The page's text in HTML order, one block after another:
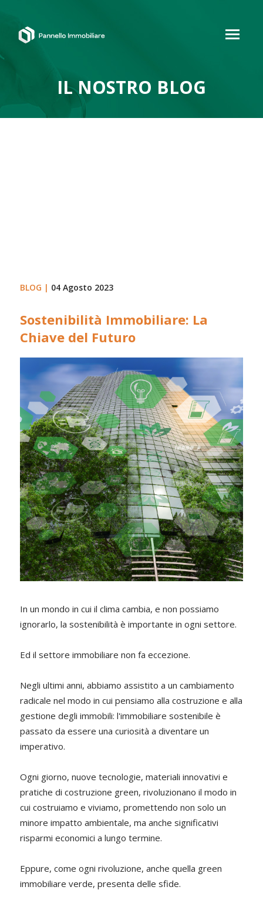
IL NOSTRO BLOG
BLOG | 04 Agosto 2023
Sostenibilità Immobiliare: La
Chiave del Futuro
In un mondo in cui il clima cambia, e non possiamo
ignorarlo, la sostenibilità è importante in ogni settore.
Ed il settore immobiliare non fa eccezione.
Negli ultimi anni, abbiamo assistito a un cambiamento
radicale nel modo in cui pensiamo alla costruzione e alla
gestione degli immobili: l'immobiliare sostenibile è
passato da essere una curiosità a diventare un
imperativo.
Ogni giorno, nuove tecnologie, materiali innovativi e
pratiche di costruzione green, rivoluzionano il modo in
cui costruiamo e viviamo, promettendo non solo un
minore impatto ambientale, ma anche significativi
risparmi economici a lungo termine.
Eppure, come ogni rivoluzione, anche quella green
immobiliare verde, presenta delle sfide.